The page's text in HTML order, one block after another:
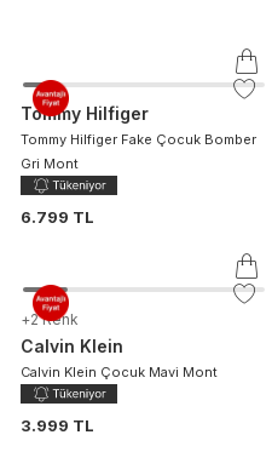
Tommy Hilfiger
Tommy Hilfiger Fake Çocuk Bomber
Gri Mont
6.799 TL
+2 Renk
Calvin Klein
Calvin Klein Çocuk Mavi Mont
3.999 TL